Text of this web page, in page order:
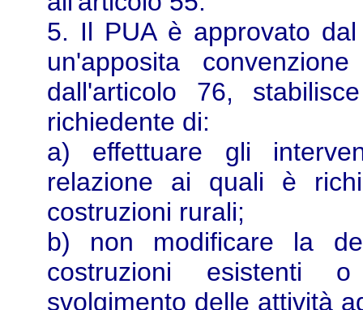
5. Il PUA è approvato
un'apposita
dall'articolo 76,
richiedente di:
a) effettuare gli
relazione ai quali è
costruzioni rurali;
b) non modificare la
costruzioni esistenti
svolgimento delle attività